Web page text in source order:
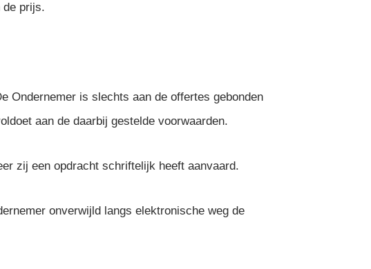
de prijs.
is slechts aan de offertes gebonden
aan de daarbij gestelde voorwaarden.
zij een opdracht schriftelijk heeft aanvaard.
onverwijld langs elektronische weg de